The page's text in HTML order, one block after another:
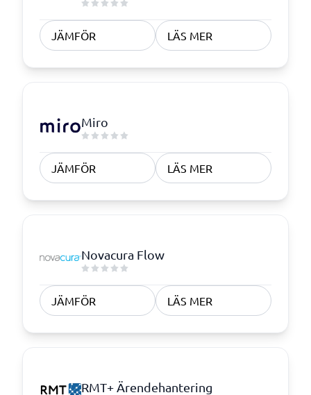
JÄMFÖR LÄS MER
Miro
JÄMFÖR LÄS MER
Novacura Flow
JÄMFÖR LÄS MER
RMT+ Ärendehantering